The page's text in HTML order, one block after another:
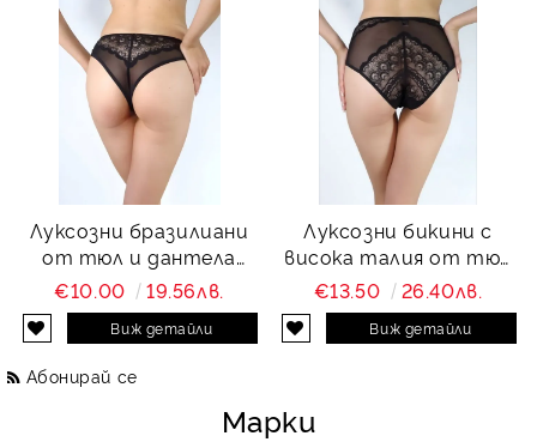
Луксозни бразилиани
от тюл и дантела
Charity
€10.00 19.56лв.
Виж детайли
Луксозни бикини с
висока талия от тюл
и дантела Charity
€13.50 26.40лв.
Виж детайли
Абонирай се
Марки